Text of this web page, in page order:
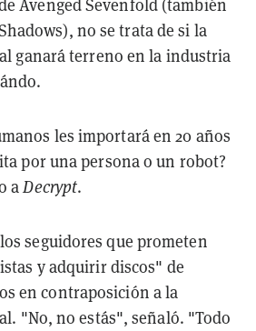
Avenged Sevenfold (también
no se trata de si la
ganará terreno en la industria
les importará en 20 años
por una persona o un robot?
aDecrypt.
seguidores que prometen
y adquirir discos" de
en contraposición a la
"No, no estás", señaló. "Todo